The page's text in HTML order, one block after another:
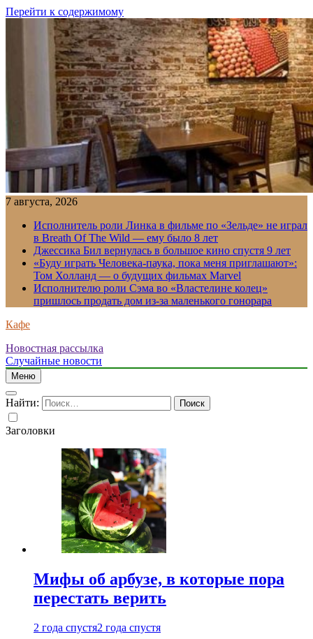
Перейти к содержимому
7 августа, 2026
Исполнитель роли Линка в фильме по «Зельде» не играл
в Breath Of The Wild — ему было 8 лет
Джессика Бил вернулась в большое кино спустя 9 лет
«Буду играть Человека-паука, пока меня приглашают»:
Том Холланд — о будущих фильмах Marvel
Исполнителю роли Сэма во «Властелине колец»
пришлось продать дом из-за маленького гонорара
Кафе
Новостная рассылка
Случайные новости
Меню
Найти:
Заголовки
Мифы об арбузе, в которые пора
перестать верить
2 года спустя2 года спустя